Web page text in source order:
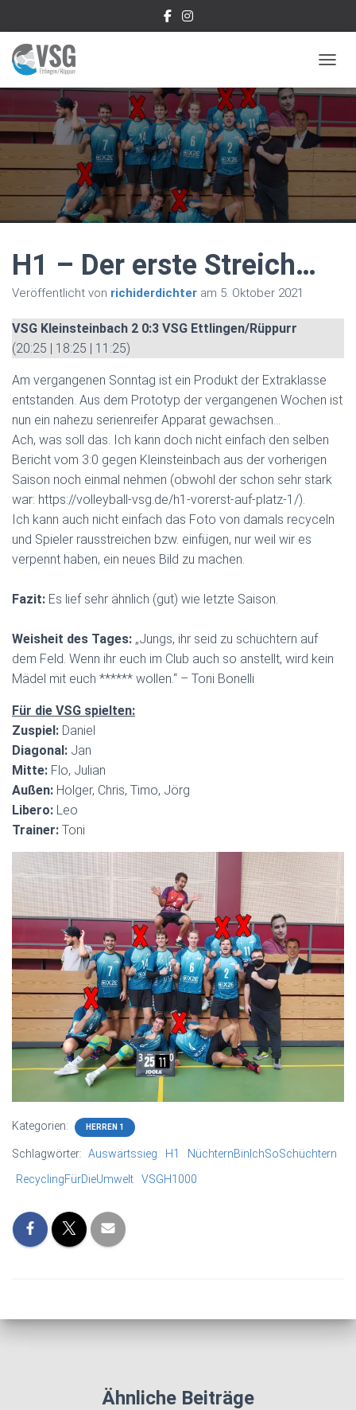
H1 – Der erste Streich…
Veröffentlicht von richiderdichter am 5. Oktober 2021
VSG Kleinsteinbach 2 0:3 VSG Ettlingen/Rüppurr
(20:25 | 18:25 | 11:25)
Am vergangenen Sonntag ist ein Produkt der Extraklasse
entstanden. Aus dem Prototyp der vergangenen Wochen ist
nun ein nahezu serienreifer Apparat gewachsen…
Ach, was soll das. Ich kann doch nicht einfach den selben
Bericht vom 3:0 gegen Kleinsteinbach aus der vorherigen
Saison noch einmal nehmen (obwohl der schon sehr stark
war: https://volleyball-vsg.de/h1-vorerst-auf-platz-1/).
Ich kann auch nicht einfach das Foto von damals recyceln
und Spieler rausstreichen bzw. einfügen, nur weil wir es
verpennt haben, ein neues Bild zu machen.
Fazit: Es lief sehr ähnlich (gut) wie letzte Saison.
Weisheit des Tages: „Jungs, ihr seid zu schüchtern auf
dem Feld. Wenn ihr euch im Club auch so anstellt, wird kein
Mädel mit euch ****** wollen.“ – Toni Bonelli
Für die VSG spielten:
Zuspiel: Daniel
Diagonal: Jan
Mitte: Flo, Julian
Außen: Holger, Chris, Timo, Jörg
Libero: Leo
Trainer: Toni
Kategorien: HERREN 1
Schlagwörter: Auswärtssieg H1
NüchternBinIchSoSchüchtern
RecyclingFürDieUmwelt
VSGH1000
Ähnliche Beiträge